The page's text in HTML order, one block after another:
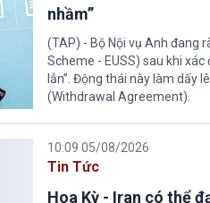
nhầm”
(TAP) - Bộ Nội vụ Anh đang
Scheme - EUSS) sau khi
lẫn”. Động thái này làm dấy
(Withdrawal Agreement).
10:09 05/08/2026
Tin Tức
Hoa Kỳ - Iran có thể